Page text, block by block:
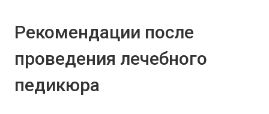
Рекомендации после
проведения лечебного
педикюра